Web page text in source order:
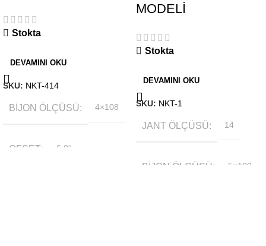
Stokta
DEVAMINI OKU
SKU: NKT-414
BIJON ÖLÇÜSÜ 4×108
OFSET 6.0''
MODELİ
Stokta
DEVAMINI OKU
SKU: NKT-1
JANT ÖLÇÜSÜ 14
BIJON ÖLÇÜSÜ 5×100